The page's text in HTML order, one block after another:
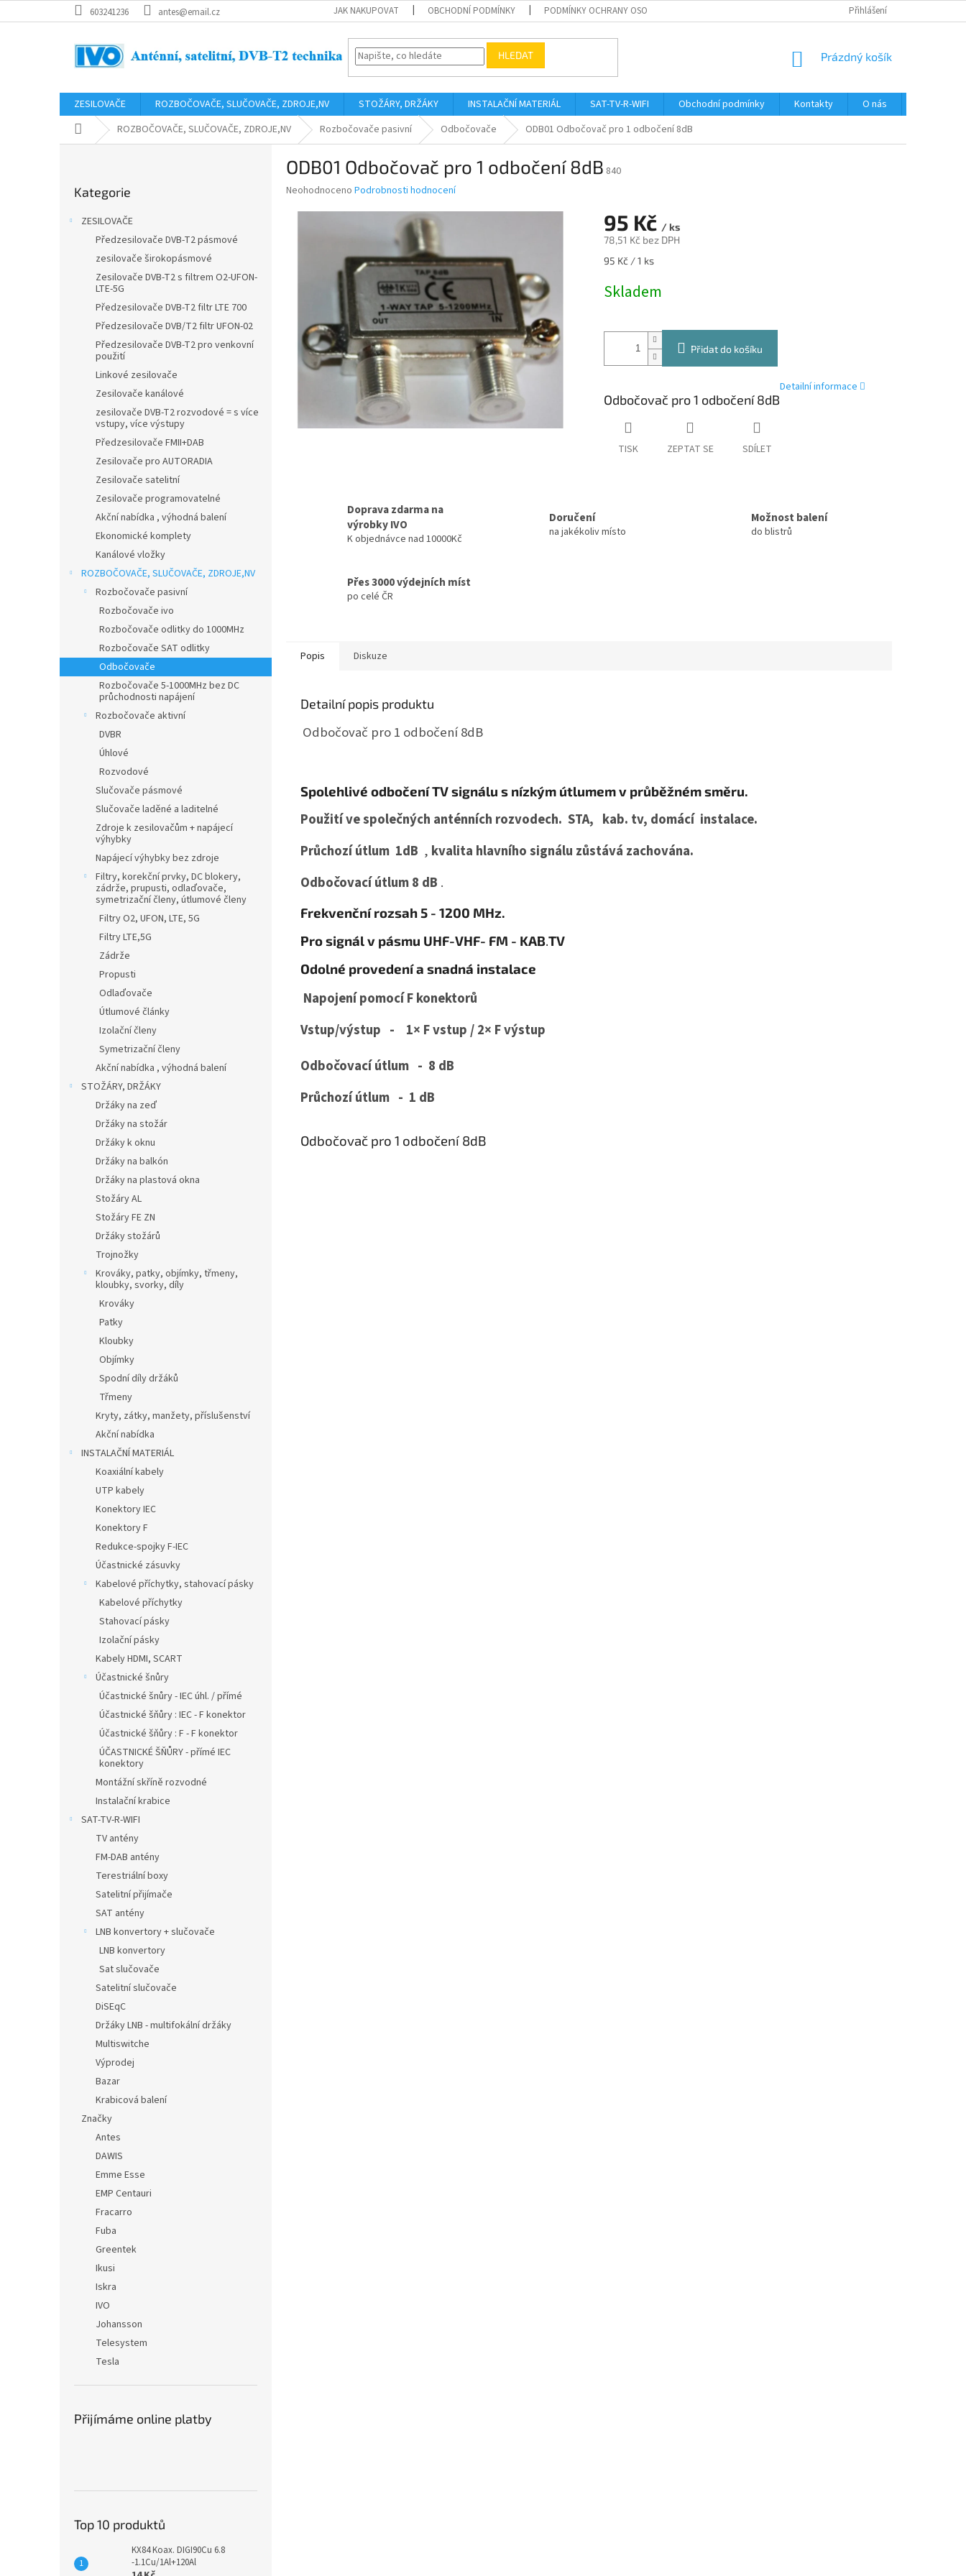
na
603241236 antes@email.cz JAK NAKUPOVAT OBCHODNÍ PODMÍNKY PODMÍNKY OCHRANY OSOBNÍCH ÚDAJŮ Přihlášení
HLEDAT
NÁKUPNÍ
Prázdný košík
ZESILOVAČE ROZBOČOVAČE, SLUČOVAČE, ZDROJE,NV STOŽÁRY, DRŽÁKY INSTALAČNÍ MATERIÁL SAT-TV-R-WIFI Obchodní podmínky Kontakty O nás
Domů ROZBOČOVAČE, SLUČOVAČE, ZDROJE,NV Rozbočovače pasivní Odbočovače ODB01 Odbočovač pro 1 odbočení 8dB
kategorie
Kategorie
ZESILOVAČE
Předzesilovače DVB-T2 pásmové
zesilovače širokopásmové
Zesilovače DVB-T2 s filtrem O2-UFON-
LTE-5G
Předzesilovače DVB-T2 filtr LTE 700
Předzesilovače DVB/T2 filtr UFON-02
Předzesilovače DVB-T2 pro venkovní
použití
Linkové zesilovače
Zesilovače kanálové
zesilovače DVB-T2 rozvodové = s více
vstupy, více výstupy
Předzesilovače FMII+DAB
Zesilovače pro AUTORADIA
Zesilovače satelitní
Zesilovače programovatelné
Akční nabídka , výhodná balení
Ekonomické komplety
Kanálové vložky
ROZBOČOVAČE, SLUČOVAČE, ZDROJE,NV
Rozbočovače pasivní
Rozbočovače ivo
Rozbočovače odlitky do 1000MHz
Rozbočovače SAT odlitky
Odbočovače
Rozbočovače 5-1000MHz bez DC
průchodnosti napájení
Rozbočovače aktivní
DVBR
Úhlové
Rozvodové
Slučovače pásmové
Slučovače laděné a laditelné
Zdroje k zesilovačům + napájecí
výhybky
Napájecí výhybky bez zdroje
Filtry, korekční prvky, DC blokery,
zádrže, prupusti, odlaďovače,
symetrizační členy, útlumové členy
Filtry O2, UFON, LTE, 5G
Filtry LTE,5G
Zádrže
Propusti
Odlaďovače
Útlumové články
Izolační členy
Symetrizační členy
Akční nabídka , výhodná balení
STOŽÁRY, DRŽÁKY
Držáky na zeď
Držáky na stožár
Držáky k oknu
Držáky na balkón
Držáky na plastová okna
Stožáry AL
Stožáry FE ZN
Držáky stožárů
Trojnožky
Krováky, patky, objímky, třmeny,
kloubky, svorky, díly
Krováky
Patky
Kloubky
Objímky
Spodní díly držáků
Třmeny
Kryty, zátky, manžety, příslušenství
Akční nabídka
INSTALAČNÍ MATERIÁL
Koaxiální kabely
UTP kabely
Konektory IEC
Konektory F
Redukce-spojky F-IEC
Účastnické zásuvky
Kabelové příchytky, stahovací pásky
Kabelové příchytky
Stahovací pásky
Izolační pásky
Kabely HDMI, SCART
Účastnické šnůry
Účastnické šnůry - IEC úhl. / přímé
Účastnické šňůry : IEC - F konektor
Účastnické šňůry : F - F konektor
ÚČASTNICKÉ ŠŇŮRY - přímé IEC
konektory
Montážní skříně rozvodné
Instalační krabice
SAT-TV-R-WIFI
TV antény
FM-DAB antény
Terestriální boxy
Satelitní přijímače
SAT antény
LNB konvertory + slučovače
LNB konvertory
Sat slučovače
Satelitní slučovače
DiSEqC
Držáky LNB - multifokální držáky
Multiswitche
Výprodej
Bazar
Krabicová balení
Značky
Antes
DAWIS
Emme Esse
EMP Centauri
Fracarro
Fuba
Greentek
Ikusi
Iskra
IVO
Johansson
Telesystem
Tesla
Přijímáme online platby
Top 10 produktů
KX84 Koax. DIGI90Cu 6.8
-1.1Cu/1Al+120Al
ODB01 Odbočovač pro 1 odbočení 8dB 840
Průměrné
Neohodnoceno Podrobnosti hodnocení
95 Kč / ks
78,51 Kč bez DPH
Měrná
95 Kč / 1 ks
Skladem
Přidat do košíku
Odbočovač pro 1 odbočení 8dB
Detailní informace
TISK ZEPTAT SE SDÍLET
Doprava zdarma na
výrobky IVO
K objednávce nad 10000Kč
Doručení
na jakékoliv místo
Možnost balení
do blistrů
Přes 3000 výdejních míst
po celé ČR
Popis Diskuze
Detailní popis produktu
Odbočovač pro 1 odbočení 8dB
Spolehlivé odbočení TV signálu s nízkým útlumem v průběžném směru.
Použití ve společných anténních rozvodech. STA, kab. tv, domácí instalace.
Průchozí útlum 1dB , kvalita hlavního signálu zůstává zachována.
Odbočovací útlum 8 dB .
Frekvenční rozsah 5 - 1200 MHz.
Pro signál v pásmu UHF-VHF- FM - KAB.TV
Odolné provedení a snadná instalace
Napojení pomocí F konektorů
Vstup/výstup - 1× F vstup / 2× F výstup
Odbočovací útlum - 8 dB
Průchozí útlum - 1 dB
Odbočovač pro 1 odbočení 8dB